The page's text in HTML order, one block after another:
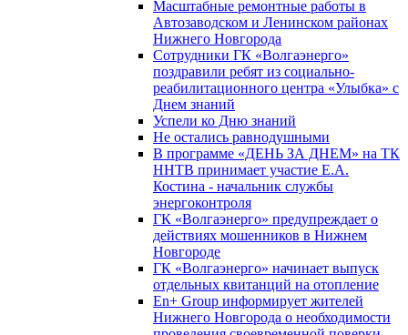
Масштабные ремонтные работы в
Автозаводском и Ленинском районах
Нижнего Новгорода
Сотрудники ГК «Волгаэнерго»
поздравили ребят из социально-
реабилитационного центра «Улыбка» с
Днем знаний
Успели ко Дню знаний
Не остались равнодушными
В программе «ДЕНЬ ЗА ДНЕМ» на ТК
ННТВ принимает участие Е.А.
Костина - начальник службы
энергоконтроля
ГК «Волгаэнерго» предупреждает о
действиях мошенников в Нижнем
Новгороде
ГК «Волгаэнерго» начинает выпуск
отдельных квитанций на отопление
En+ Group информирует жителей
Нижнего Новгорода о необходимости